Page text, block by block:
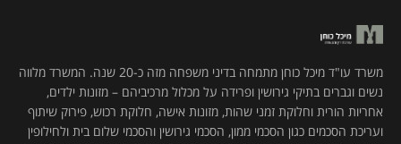
משרד עו"ד מיכל כוחן מתמחה בדיני משפחה מזה כ-20 שנה. המשרד מלווה
נשים וגברים בתיקי גירושין ופרידה על מכלול מרכיביהם – מזונות ילדים,
אחריות הורית וחלוקת זמני שהות, מזונות אישה, חלוקת רכוש, פירוק שיתוף
ועריכת הסכמים כגון הסכמי ממון, הסכמי גירושין והסכמי שלום בית ולחילופין